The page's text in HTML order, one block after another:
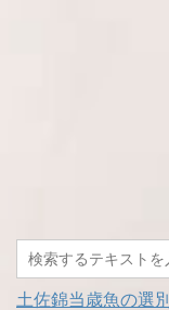
土佐錦当歳魚の選別